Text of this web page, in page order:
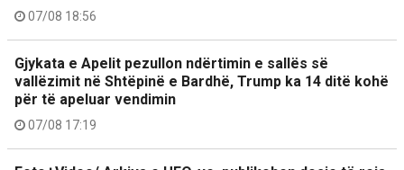
07/08 18:56
Gjykata e Apelit pezullon ndërtimin e sallës së
vallëzimit në Shtëpinë e Bardhë, Trump ka 14 ditë kohë
për të apeluar vendimin
07/08 17:19